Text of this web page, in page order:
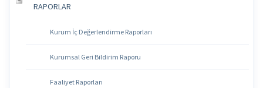
RAPORLAR
Kurum İç Değerlendirme Raporları
Kurumsal Geri Bildirim Raporu
Faaliyet Raporları